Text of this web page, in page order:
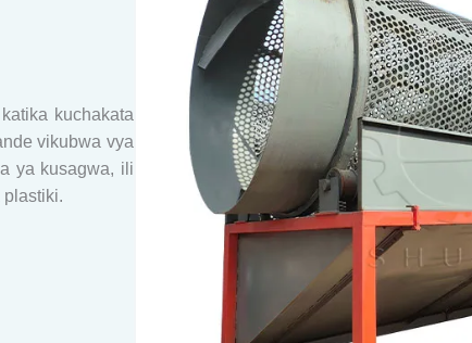
kuchakata
vikubwa vya
ya kusagwa, ili
plastiki.